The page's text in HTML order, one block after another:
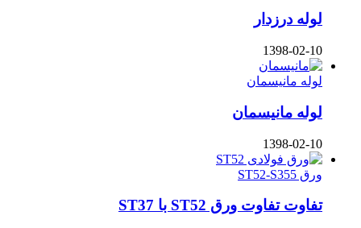
لوله درزدار
1398-02-10
لوله مانیسمان
لوله مانیسمان
1398-02-10
ورق ST52-S355
تفاوت تفاوت ورق ST52 با ST37